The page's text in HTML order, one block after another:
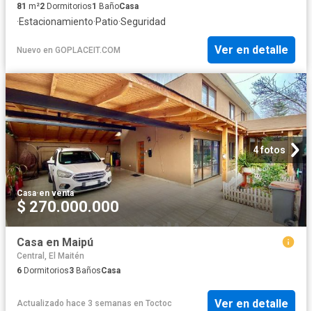
81 m²2 Dormitorios1 BañoCasa
·Estacionamiento·Patio·Seguridad
Nuevo en GOPLACEIT.COM Ver en detalle
4 fotos
Casa·en venta
$ 270.000.000
Casa en Maipú
Central, El Maitén
6 Dormitorios3 BañosCasa
Actualizado hace 3 semanas en Toctoc Ver en detalle